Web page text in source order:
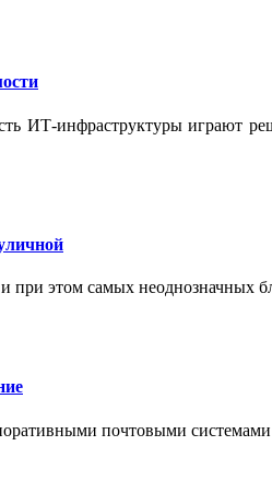
ИТ-инфраструктуры
этом самых неоднозначных
почтовыми системами